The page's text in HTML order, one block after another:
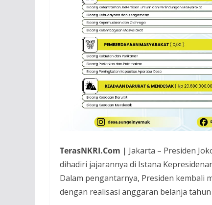
TerasNKRI.Com | Jakarta – Presiden
dihadiri jajarannya di Istana
Dalam pengantarnya, Presiden
dengan realisasi anggaran belanja tahun